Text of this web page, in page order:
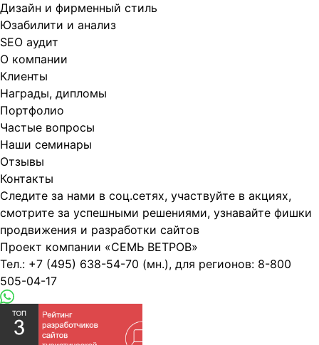
Дизайн и фирменный стиль
Юзабилити и анализ
SEO аудит
О компании
Клиенты
Награды, дипломы
Портфолио
Частые вопросы
Наши семинары
Отзывы
Контакты
Следите за нами в соц.сетях, участвуйте в акциях,
смотрите за успешными решениями, узнавайте фишки
продвижения и разработки сайтов
Проект компании «СЕМЬ ВЕТРОВ»
Тел.: +7 (495) 638-54-70 (мн.), для регионов: 8-800
505-04-17